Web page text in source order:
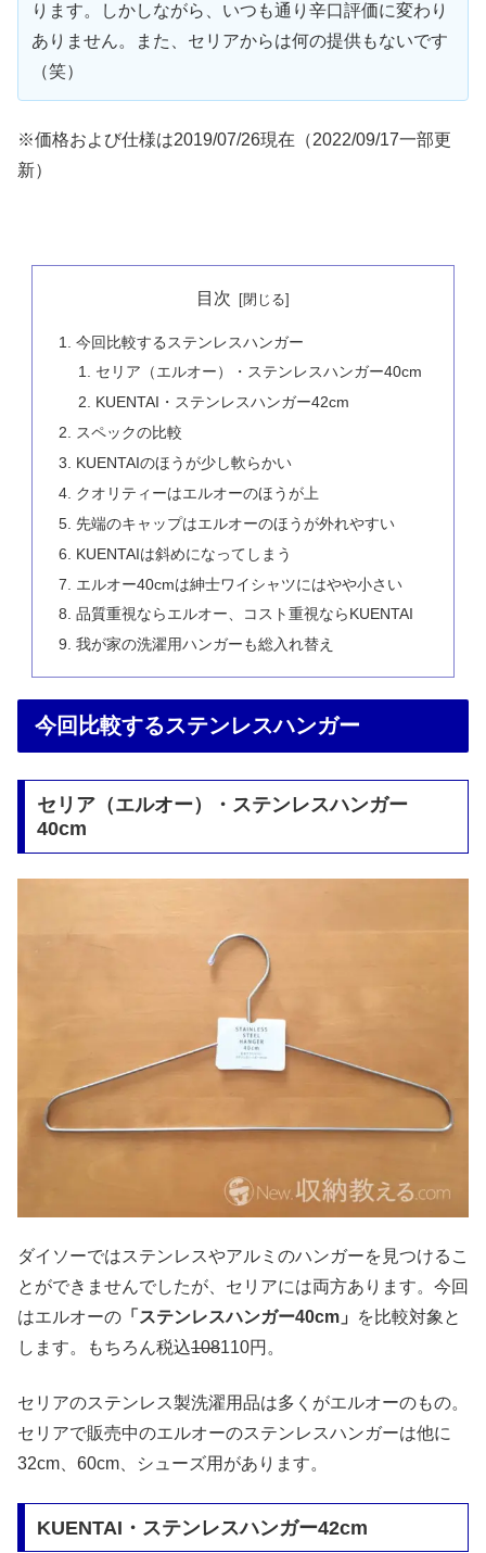
ります。しかしながら、いつも通り辛口評価に変わり
ありません。また、セリアからは何の提供もないです
（笑）
※価格および仕様は2019/07/26現在（2022/09/17一部更
新）
目次
今回比較するステンレスハンガー
セリア（エルオー）・ステンレスハンガー40cm
KUENTAI・ステンレスハンガー42cm
スペックの比較
KUENTAIのほうが少し軟らかい
クオリティーはエルオーのほうが上
先端のキャップはエルオーのほうが外れやすい
KUENTAIは斜めになってしまう
エルオー40cmは紳士ワイシャツにはやや小さい
品質重視ならエルオー、コスト重視ならKUENTAI
我が家の洗濯用ハンガーも総入れ替え
今回比較するステンレスハンガー
セリア（エルオー）・ステンレスハンガー
40cm
ダイソーではステンレスやアルミのハンガーを見つけるこ
とができませんでしたが、セリアには両方あります。今回
はエルオーの 「ステンレスハンガー40cm」
を比較対象と
します。もちろん税込108110円。
セリアのステンレス製洗濯用品は多くがエルオーのもの。
セリアで販売中のエルオーのステンレスハンガーは他に
32cm、60cm、シューズ用があります。
KUENTAI・ステンレスハンガー42cm